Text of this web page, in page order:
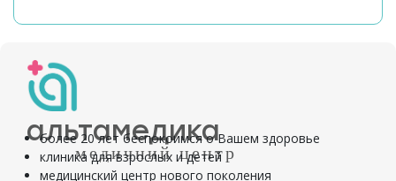
альтамедика
медичний центр
более 20 лет беспокоимся о Вашем здоровье
клиника для взрослых и детей
медицинский центр нового поколения